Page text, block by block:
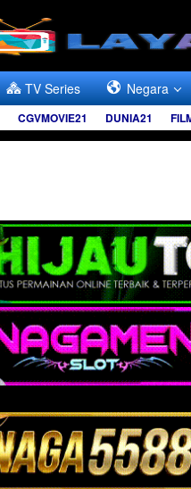
TV Series Negara
CGVMOVIE21 DUNIA21